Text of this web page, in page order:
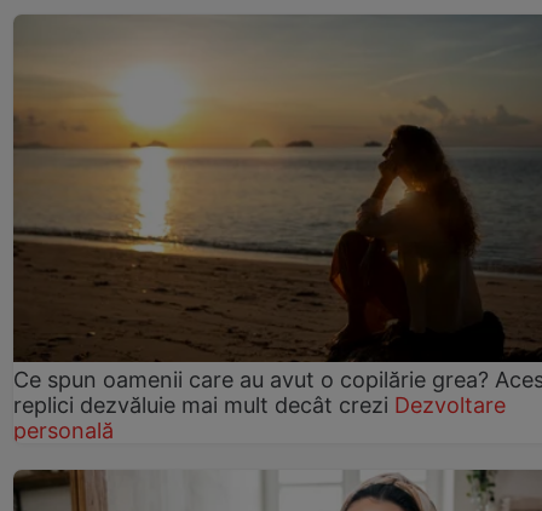
Ce spun oamenii care au avut o copilărie grea?
replici dezvăluie mai mult decât crezi Dezvoltare
personală